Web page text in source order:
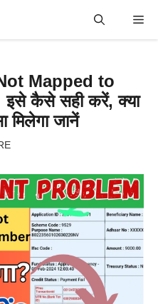
Mapped to
कैसे सही करें, क्या
मिलेगा जानें